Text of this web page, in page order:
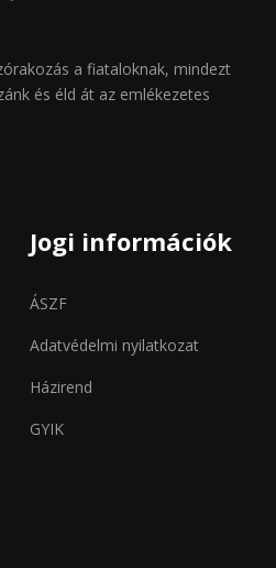
a fiataloknak, mindezt
és éld át az emlékezetes
Jogi információk
ÁSZF
Adatvédelmi nyilatkozat
Házirend
GYIK